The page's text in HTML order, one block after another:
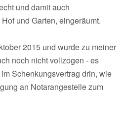
und damit auch
und Garten, eingeräumt.
2015 und wurde zu meiner
noch nicht vollzogen - es
Schenkungsvertrag drin, wie
an Notarangestelle zum